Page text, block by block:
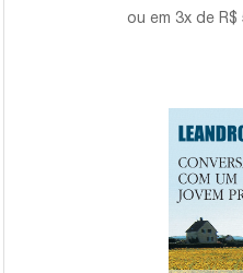
3x de R$